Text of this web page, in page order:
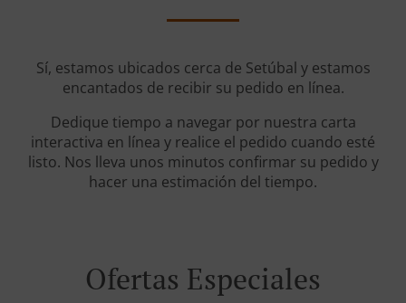
Sí, estamos ubicados cerca de Setúbal y estamos
encantados de recibir su pedido en línea.
Dedique tiempo a navegar por nuestra carta
interactiva en línea y realice el pedido cuando esté
listo. Nos lleva unos minutos confirmar su pedido y
hacer una estimación del tiempo.
Ofertas Especiales